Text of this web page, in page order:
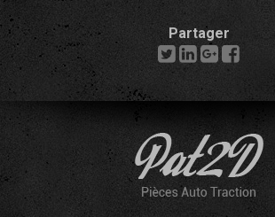
Partager